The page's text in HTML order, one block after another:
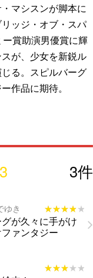
マシスンが脚本に
ッジ・オブ・スパ
賞助演男優賞に輝
が、少女を新鋭ル
る。スピルバーグ
作品に期待。
3件
ゆき ★★★★★
★★★★★
が久々に手がけ
ァンタジー
★★★★★
★★★★★